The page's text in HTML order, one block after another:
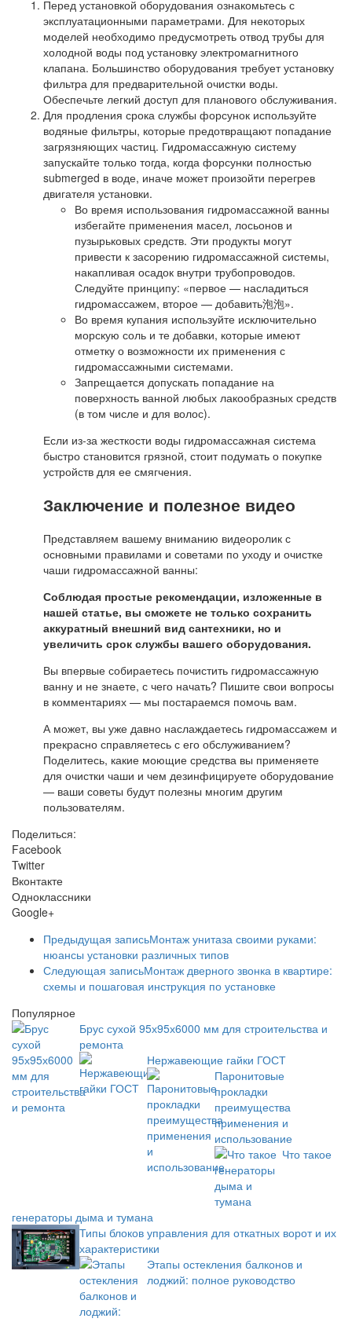
Перед установкой оборудования ознакомьтесь с
эксплуатационными параметрами. Для некоторых
моделей необходимо предусмотреть отвод трубы для
холодной воды под установку электромагнитного
клапана. Большинство оборудования требует установку
фильтра для предварительной очистки воды.
Обеспечьте легкий доступ для планового обслуживания.
Для продления срока службы форсунок используйте
водяные фильтры, которые предотвращают попадание
загрязняющих частиц. Гидромассажную систему
запускайте только тогда, когда форсунки полностью
submerged в воде, иначе может произойти перегрев
двигателя установки.
Во время использования гидромассажной ванны
избегайте применения масел, лосьонов и
пузырьковых средств. Эти продукты могут
привести к засорению гидромассажной системы,
накапливая осадок внутри трубопроводов.
Следуйте принципу: «первое — насладиться
гидромассажем, второе — добавить泡泡».
Во время купания используйте исключительно
морскую соль и те добавки, которые имеют
отметку о возможности их применения с
гидромассажными системами.
Запрещается допускать попадание на
поверхность ванной любых лакообразных средств
(в том числе и для волос).
Если из-за жесткости воды гидромассажная система
быстро становится грязной, стоит подумать о покупке
устройств для ее смягчения.
Заключение и полезное видео
Представляем вашему вниманию видеоролик с
основными правилами и советами по уходу и очистке
чаши гидромассажной ванны:
Соблюдая простые рекомендации, изложенные в
нашей статье, вы сможете не только сохранить
аккуратный внешний вид сантехники, но и
увеличить срок службы вашего оборудования.
Вы впервые собираетесь почистить гидромассажную
ванну и не знаете, с чего начать? Пишите свои вопросы
в комментариях — мы постараемся помочь вам.
А может, вы уже давно наслаждаетесь гидромассажем и
прекрасно справляетесь с его обслуживанием?
Поделитесь, какие моющие средства вы применяете
для очистки чаши и чем дезинфицируете оборудование
— ваши советы будут полезны многим другим
пользователям.
Поделиться:
Facebook
Twitter
Вконтакте
Одноклассники
Google+
Предыдущая записьМонтаж унитаза своими руками:
нюансы установки различных типов
Следующая записьМонтаж дверного звонка в квартире:
схемы и пошаговая инструкция по установке
Популярное
Брус сухой 95х95х6000 мм для строительства и
ремонта
Нержавеющие гайки ГОСТ
Паронитовые
прокладки
преимущества
применения и
использование
Что такое
генераторы дыма и тумана
Типы блоков управления для откатных ворот и их
характеристики
Этапы остекления балконов и
лоджий: полное руководство